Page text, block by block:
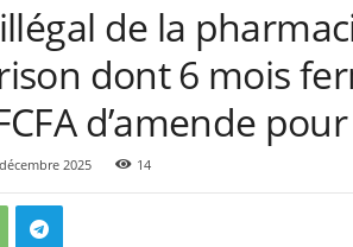
de la
dont 6 mois
d’amende
2025 14